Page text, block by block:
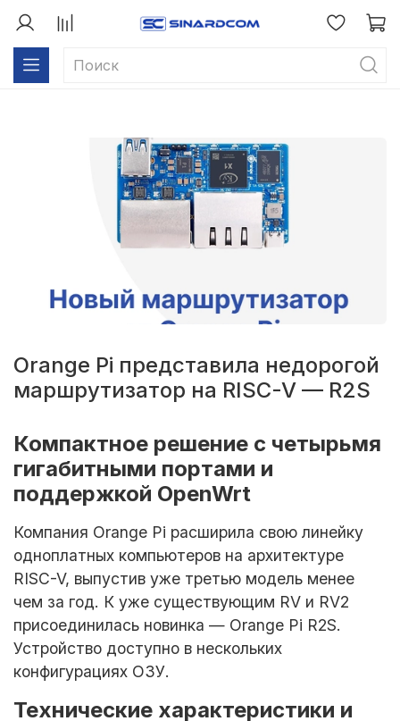
Orange Pi представила недорогой
маршрутизатор на RISC-V — R2S
Компактное решение с четырьмя
гигабитными портами и
поддержкой OpenWrt
Компания Orange Pi расширила свою линейку
одноплатных компьютеров на архитектуре
RISC-V, выпустив уже третью модель менее
чем за год. К уже существующим RV и RV2
присоединилась новинка — Orange Pi R2S.
Устройство доступно в нескольких
конфигурациях ОЗУ.
Технические характеристики и